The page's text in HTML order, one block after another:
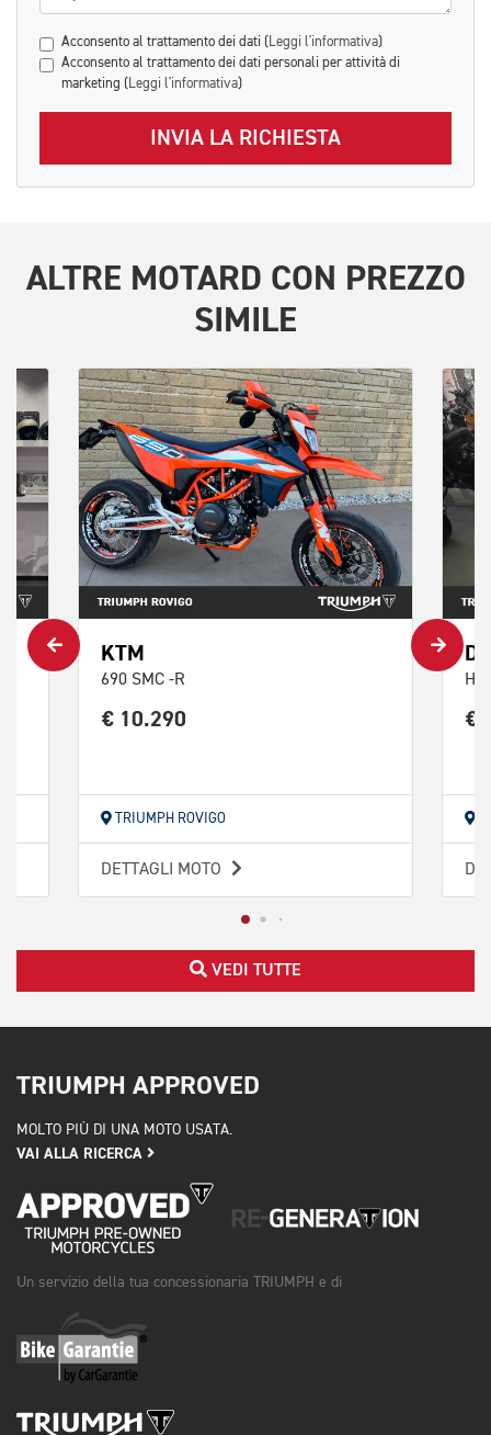
Acconsento al trattamento dei dati ( Leggi l'informativa)
Acconsento al trattamento dei dati personali per attività di
marketing ( Leggi l'informativa)
INVIA LA RICHIESTA
ALTRE MOTARD CON PREZZO
SIMILE
KTM
690 SMC -R
€ 10.290
TRIUMPH ROVIGO
DETTAGLI MOTO
€
VEDI TUTTE
TRIUMPH APPROVED
MOLTO PIÙ DI UNA MOTO USATA.
VAI ALLA RICERCA
Un servizio della tua concessionaria TRIUMPH e di